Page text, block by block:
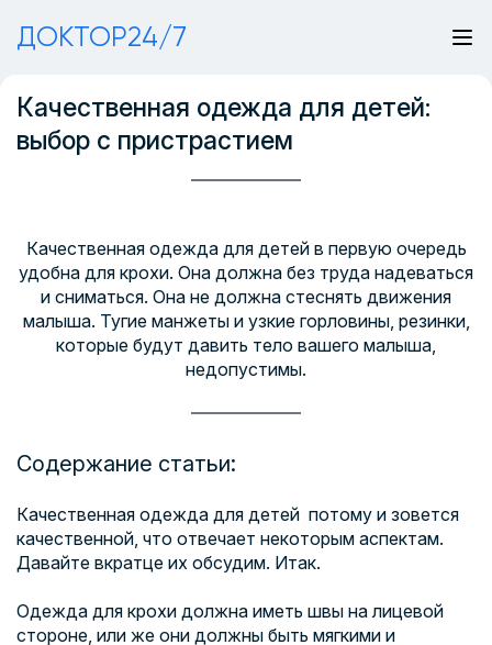
ДОКТОР24/7
Качественная одежда для детей:
выбор с пристрастием
Качественная одежда для детей в первую очередь
удобна для крохи. Она должна без труда надеваться
и сниматься. Она не должна стеснять движения
малыша. Тугие манжеты и узкие горловины, резинки,
которые будут давить тело вашего малыша,
недопустимы.
Содержание статьи:
Качественная одежда для детей потому и зовется
качественной, что отвечает некоторым аспектам.
Давайте вкратце их обсудим. Итак.
Одежда для крохи должна иметь швы на лицевой
стороне, или же они должны быть мягкими и